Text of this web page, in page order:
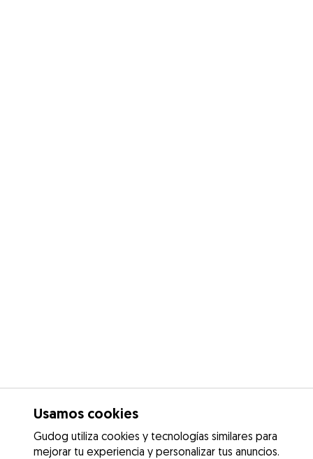
Usamos cookies
Gudog utiliza cookies y tecnologías similares para
mejorar tu experiencia y personalizar tus anuncios.